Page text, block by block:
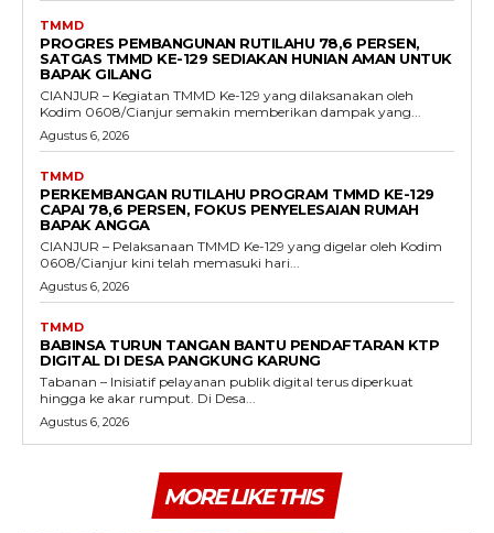
TMMD
PROGRES PEMBANGUNAN RUTILAHU 78,6 PERSEN,
SATGAS TMMD KE-129 SEDIAKAN HUNIAN AMAN UNTUK
BAPAK GILANG
CIANJUR – Kegiatan TMMD Ke-129 yang dilaksanakan oleh
Kodim 0608/Cianjur semakin memberikan dampak yang...
Agustus 6, 2026
TMMD
PERKEMBANGAN RUTILAHU PROGRAM TMMD KE-129
CAPAI 78,6 PERSEN, FOKUS PENYELESAIAN RUMAH
BAPAK ANGGA
CIANJUR – Pelaksanaan TMMD Ke-129 yang digelar oleh Kodim
0608/Cianjur kini telah memasuki hari...
Agustus 6, 2026
TMMD
BABINSA TURUN TANGAN BANTU PENDAFTARAN KTP
DIGITAL DI DESA PANGKUNG KARUNG
Tabanan – Inisiatif pelayanan publik digital terus diperkuat
hingga ke akar rumput. Di Desa...
Agustus 6, 2026
MORE LIKE THIS